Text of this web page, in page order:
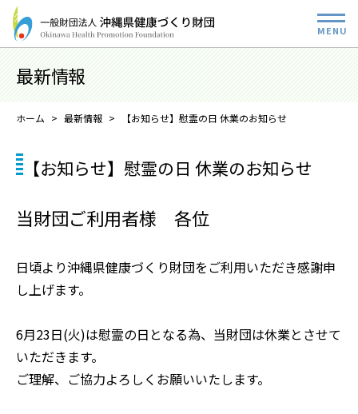
最新情報
ホーム 最新情報 【お知らせ】慰霊の日 休業のお知らせ
【お知らせ】慰霊の日 休業のお知らせ
当財団ご利用者様 各位
日頃より沖縄県健康づくり財団をご利用いただき感謝申
し上げます。
6月23日(火)は慰霊の日となる為、当財団は休業とさせて
いただきます。
ご理解、ご協力よろしくお願いいたします。